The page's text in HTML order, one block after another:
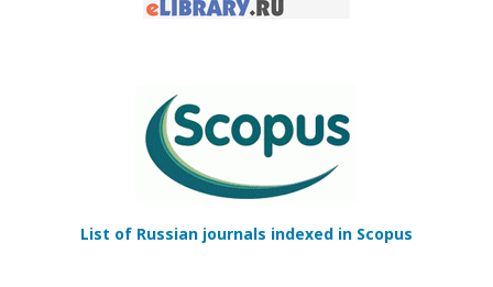
List of Russian journals indexed in Scopus